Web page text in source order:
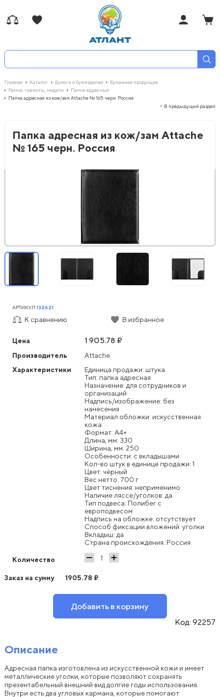
Главная Каталог Бумага и бумизделия
Бумажная продукция
Рамки, грамоты, медали
Папки адресные
Папка адресная из кож/зам Attache № 165 черн. Россия
В предыдущий раздел
Папка адресная из кож/зам Attache
№ 165 черн. Россия
Цена 1 905.78 ₽
Производитель
Attache
Характеристики
Единица продажи: штука
Тип: папка адресная
Назначение: для сотрудников и
организаций
Надпись/изображение: без
нанесения
Материал обложки: искусственная
кожа
Формат: А4+
Длина, мм: 330
Ширина, мм: 250
Особенности: с вкладышами
Кол-во штук в единице продажи: 1
Цвет: чёрный
Вес нетто: 700 г
Цвет тиснения: неприменимо
Наличие ляссе/уголков: да
Тип подвеса: Полибег с
европодвесом
Надпись на обложке: отсутствует
Способ фиксации вложений: уголки
Вкладыш: да
Страна происхождения: Россия
Количество
АРТИКУЛ 132621
К сравнению В избранное
Заказ на сумму 1905.78 ₽
Добавить в корзину
Код: 92257
Описание
Адресная папка изготовлена из искусственной кожи и имеет
металлические уголки, которые позволяют сохранять
презентабельный внешний вид долгие годы использования.
Внутри есть два угловых кармана, которые помогают